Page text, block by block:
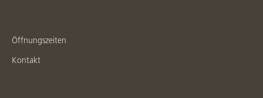
Öffnungszeiten
Kontakt